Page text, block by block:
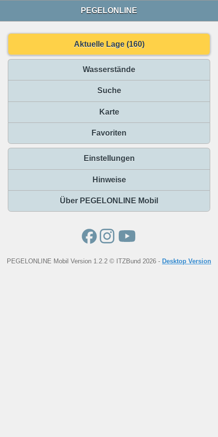
PEGELONLINE
Aktuelle Lage (160)
Wasserstände
Suche
Karte
Favoriten
Einstellungen
Hinweise
Über PEGELONLINE Mobil
PEGELONLINE Mobil Version 1.2.2 © ITZBund 2026 - Desktop Version